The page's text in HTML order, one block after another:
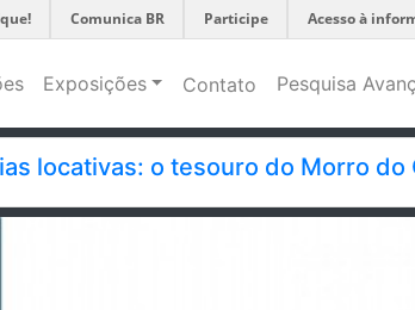
Comunica BR Participe Acesso à
Exposições Contato Pesquisa
locativas: o tesouro do Morro